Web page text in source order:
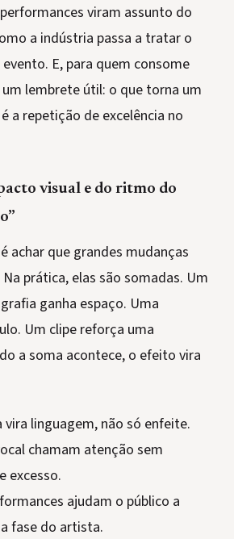
viram assunto do
a indústria passa a tratar o
E, para quem consome
lembrete útil: o que torna um
a repetição de excelência no
visual e do ritmo do
achar que grandes mudanças
prática, elas são somadas. Um
ganha espaço. Uma
Um clipe reforça uma
a soma acontece, o efeito vira
vira linguagem, não só enfeite.
chamam atenção sem
excesso.
ajudam o público a
fase do artista.